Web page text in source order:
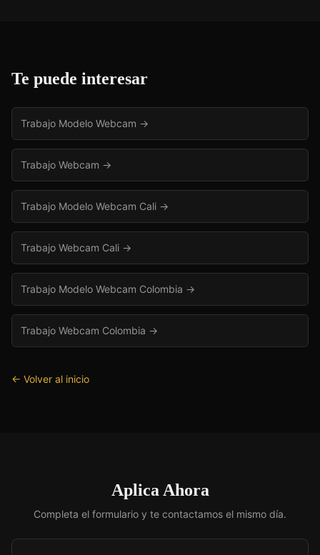
Te puede interesar
Trabajo Modelo Webcam →
Trabajo Webcam →
Trabajo Modelo Webcam Cali →
Trabajo Webcam Cali →
Trabajo Modelo Webcam Colombia →
Trabajo Webcam Colombia →
← Volver al inicio
Aplica Ahora
Completa el formulario y te contactamos el mismo día.